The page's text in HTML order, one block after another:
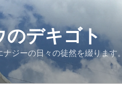
のデキゴト
ジーの日々の徒然を綴ります。